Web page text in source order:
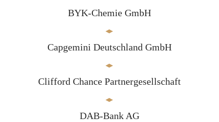
BYK-Chemie GmbH
Capgemini Deutschland GmbH
Clifford Chance Partnergesellschaft
DAB-Bank AG